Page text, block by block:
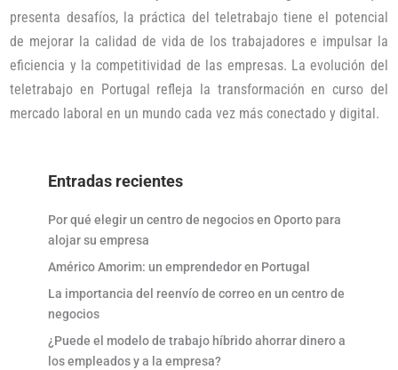
presenta desafíos, la práctica del teletrabajo tiene el potencial
de mejorar la calidad de vida de los trabajadores e impulsar la
eficiencia y la competitividad de las empresas. La evolución del
teletrabajo en Portugal refleja la transformación en curso del
mercado laboral en un mundo cada vez más conectado y digital.
Entradas recientes
Por qué elegir un centro de negocios en Oporto para
alojar su empresa
Américo Amorim: un emprendedor en Portugal
La importancia del reenvío de correo en un centro de
negocios
¿Puede el modelo de trabajo híbrido ahorrar dinero a
los empleados y a la empresa?